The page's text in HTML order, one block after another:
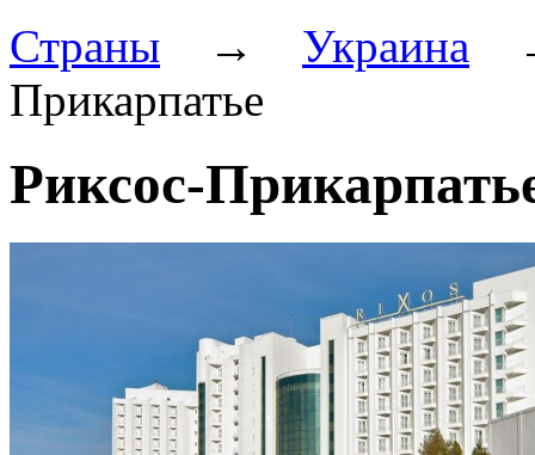
Страны → Украина
Прикарпатье
Риксос-